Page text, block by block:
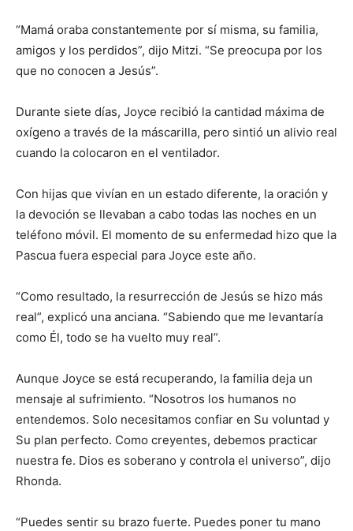
“Mamá oraba constantemente por sí misma, su familia,
amigos y los perdidos”, dijo Mitzi. “Se preocupa por los
que no conocen a Jesús”.
Durante siete días, Joyce recibió la cantidad máxima de
oxígeno a través de la máscarilla, pero sintió un alivio real
cuando la colocaron en el ventilador.
Con hijas que vivían en un estado diferente, la oración y
la devoción se llevaban a cabo todas las noches en un
teléfono móvil. El momento de su enfermedad hizo que la
Pascua fuera especial para Joyce este año.
“Como resultado, la resurrección de Jesús se hizo más
real”, explicó una anciana. “Sabiendo que me levantaría
como Él, todo se ha vuelto muy real”.
Aunque Joyce se está recuperando, la familia deja un
mensaje al sufrimiento. “Nosotros los humanos no
entendemos. Solo necesitamos confiar en Su voluntad y
Su plan perfecto. Como creyentes, debemos practicar
nuestra fe. Dios es soberano y controla el universo”, dijo
Rhonda.
“Puedes sentir su brazo fuerte. Puedes poner tu mano